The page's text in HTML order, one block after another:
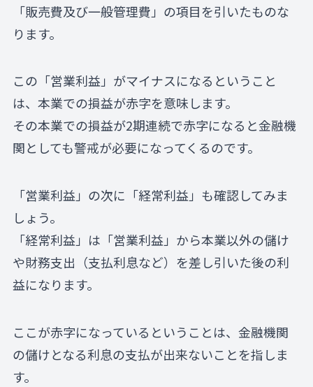
「販売費及び一般管理費」の項目を引いたものな
ります。
この「営業利益」がマイナスになるということ
は、本業での損益が赤字を意味します。
その本業での損益が2期連続で赤字になると金融機
関としても警戒が必要になってくるのです。
「営業利益」の次に「経常利益」も確認してみま
しょう。
「経常利益」は「営業利益」から本業以外の儲け
や財務支出（支払利息など）を差し引いた後の利
益になります。
ここが赤字になっているということは、金融機関
の儲けとなる利息の支払が出来ないことを指しま
す。